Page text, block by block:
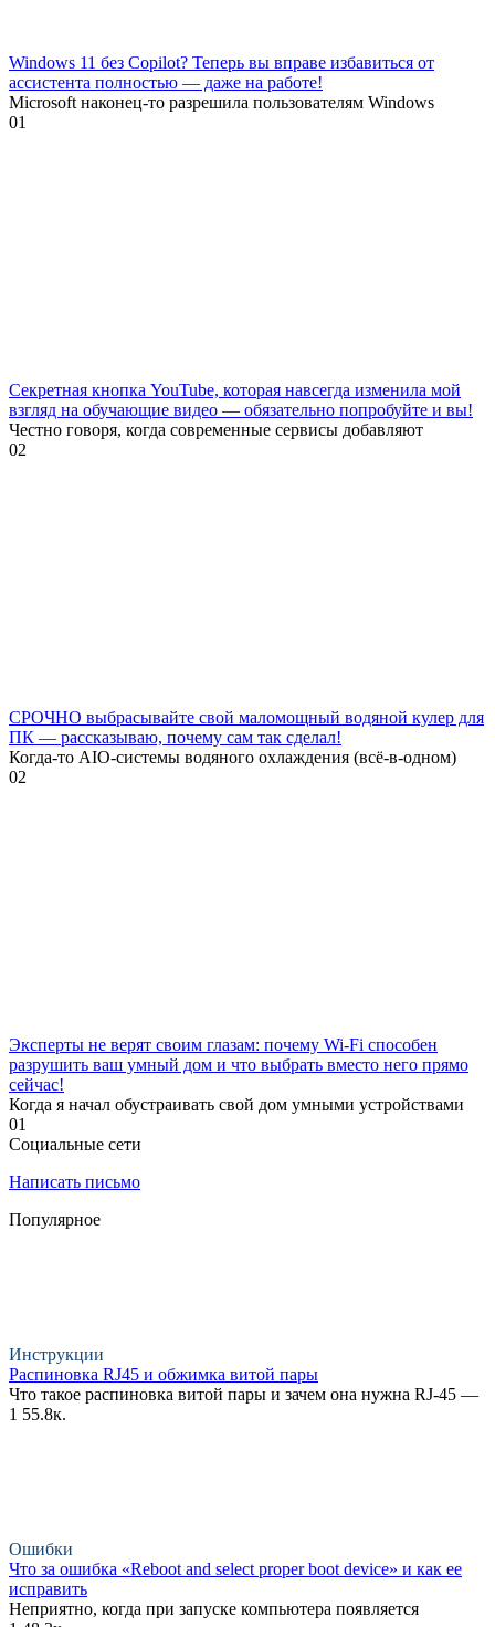
Windows 11 без Copilot? Теперь вы вправе избавиться от
ассистента полностью — даже на работе!
Microsoft наконец-то разрешила пользователям Windows
01
Секретная кнопка YouTube, которая навсегда изменила мой
взгляд на обучающие видео — обязательно попробуйте и вы!
Честно говоря, когда современные сервисы добавляют
02
СРОЧНО выбрасывайте свой маломощный водяной кулер для
ПК — рассказываю, почему сам так сделал!
Когда-то AIO-системы водяного охлаждения (всё-в-одном)
02
Эксперты не верят своим глазам: почему Wi-Fi способен
разрушить ваш умный дом и что выбрать вместо него прямо
сейчас!
Когда я начал обустраивать свой дом умными устройствами
01
Социальные сети
Написать письмо
Популярное
Инструкции
Распиновка RJ45 и обжимка витой пары
Что такое распиновка витой пары и зачем она нужна RJ-45 —
1 55.8к.
Ошибки
Что за ошибка «Reboot and select proper boot device» и как ее
исправить
Неприятно, когда при запуске компьютера появляется